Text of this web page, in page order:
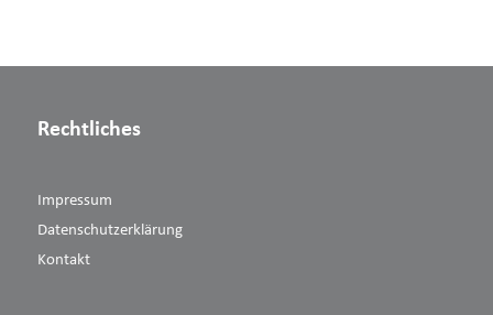
Rechtliches
Impressum
Datenschutzerklärung
Kontakt